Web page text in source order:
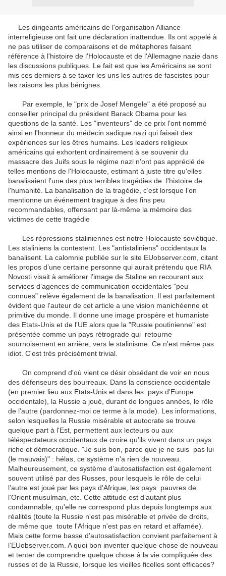
Les dirigeants américains de l'organisation Alliance
interreligieuse ont fait une déclaration inattendue. Ils ont appelé à
ne pas utiliser de comparaisons et de métaphores faisant
référence à l'histoire de l'Holocauste et de l'Allemagne nazie dans
les discussions publiques. Le fait est que les Américains se sont
mis ces derniers à se taxer les uns les autres de fascistes pour
les raisons les plus bénignes.
Par exemple, le "prix de Josef Mengele" a été proposé au
conseiller principal du président Barack Obama pour les
questions de la santé. Les "inventeurs" de ce prix l'ont nommé
ainsi en l'honneur du médecin sadique nazi qui faisait des
expériences sur les êtres humains. Les leaders religieux
américains qui exhortent ordinairement à se souvenir du
massacre des Juifs sous le régime nazi n’ont pas apprécié de
telles mentions de l'Holocauste, estimant à juste titre qu'elles
banalisaient l’une des plus terribles tragédies de l'histoire de
l'humanité. La banalisation de la tragédie, c’est lorsque l’on
mentionne un événement tragique à des fins peu
recommandables, offensant par là-même la mémoire des
victimes de cette tragédie
Les répressions staliniennes est notre Holocauste soviétique.
Les staliniens la contestent. Les "antistaliniens" occidentaux la
banalisent. La calomnie publiée sur le site EUobserver.com, citant
les propos d’une certaine personne qui aurait prétendu que RIA
Novosti visait à améliorer l'image de Staline en recourant aux
services d’agences de communication occidentales "peu
connues" relève également de la banalisation. Il est parfaitement
évident que l'auteur de cet article a une vision manichéenne et
primitive du monde. Il donne une image prospère et humaniste
des Etats-Unis et de l'UE alors que la "Russie poutinienne" est
présentée comme un pays rétrograde qui retourne
sournoisement en arrière, vers le stalinisme. Ce n'est même pas
idiot. C'est très précisément trivial.
On comprend d'où vient ce désir obsédant de voir en nous
des défenseurs des bourreaux. Dans la conscience occidentale
(en premier lieu aux Etats-Unis et dans les pays d'Europe
occidentale), la Russie a joué, durant de longues années, le rôle
de l’autre (pardonnez-moi ce terme à la mode). Les informations,
selon lesquelles la Russie misérable et autocrate se trouve
quelque part à l'Est, permettent aux lecteurs ou aux
téléspectateurs occidentaux de croire qu'ils vivent dans un pays
riche et démocratique. "Je suis bon, parce que je ne suis pas lui
(le mauvais)" : hélas, ce système n'a rien de nouveau.
Malheureusement, ce système d’autosatisfaction est également
souvent utilisé par des Russes, pour lesquels le rôle de celui
l’autre est joué par les pays d'Afrique, les pays pauvres de
l'Orient musulman, etc. Cette attitude est d’autant plus
condamnable, qu'elle ne correspond plus depuis longtemps aux
réalités (toute la Russie n'est pas misérable et privée de droits,
de même que toute l'Afrique n'est pas en retard et affamée).
Mais cette forme basse d’autosatisfaction convient parfaitement à
l’EUobserver.com. A quoi bon inventer quelque chose de nouveau
et tenter de comprendre quelque chose à la vie compliquée des
russes et de la Russie, lorsque les vieilles ficelles sont efficaces?